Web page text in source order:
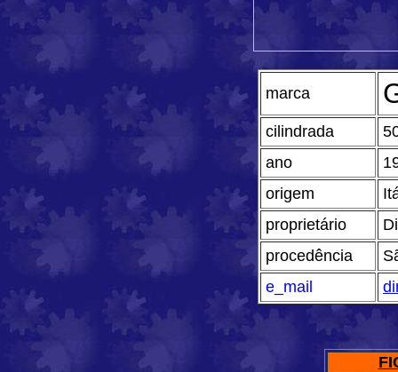
marca
cilindrada
ano
origem
proprietário
procedência
e_mail